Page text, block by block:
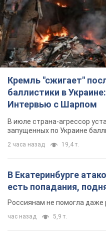
Кремль "сжигает"
баллистики в
Интервью с Шарпом
В июле страна-агрессор
запущенных по Украине
2 часа назад 19,4 т.
В Екатеринбурге
есть попадания,
Россиянам не помогла даже
час назад 5,9 т.